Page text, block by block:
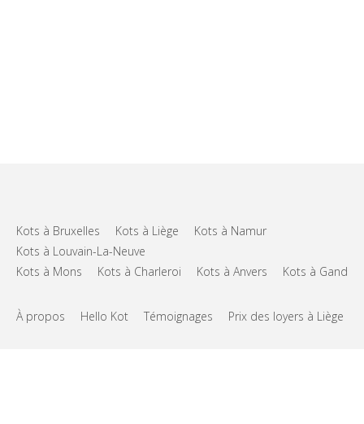
Kots à Bruxelles Kots à Liège
Kots à Namur
Kots à Louvain-La-Neuve
Kots à Mons
Kots à Charleroi Kots à Anvers Kots à Gand
À propos Hello Kot Témoignages Prix des loyers à Liège